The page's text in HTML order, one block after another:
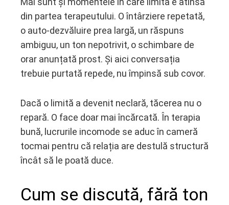
din partea terapeutului. O întârziere repetată,
o auto-dezvăluire prea largă, un răspuns
ambiguu, un ton nepotrivit, o schimbare de
orar anunțată prost. Și aici conversația
trebuie purtată repede, nu împinsă sub covor.
Dacă o limită a devenit neclară, tăcerea nu o
repară. O face doar mai încărcată. În terapia
bună, lucrurile incomode se aduc în cameră
tocmai pentru că relația are destulă structură
încât să le poată duce.
Cum se discută, fără ton